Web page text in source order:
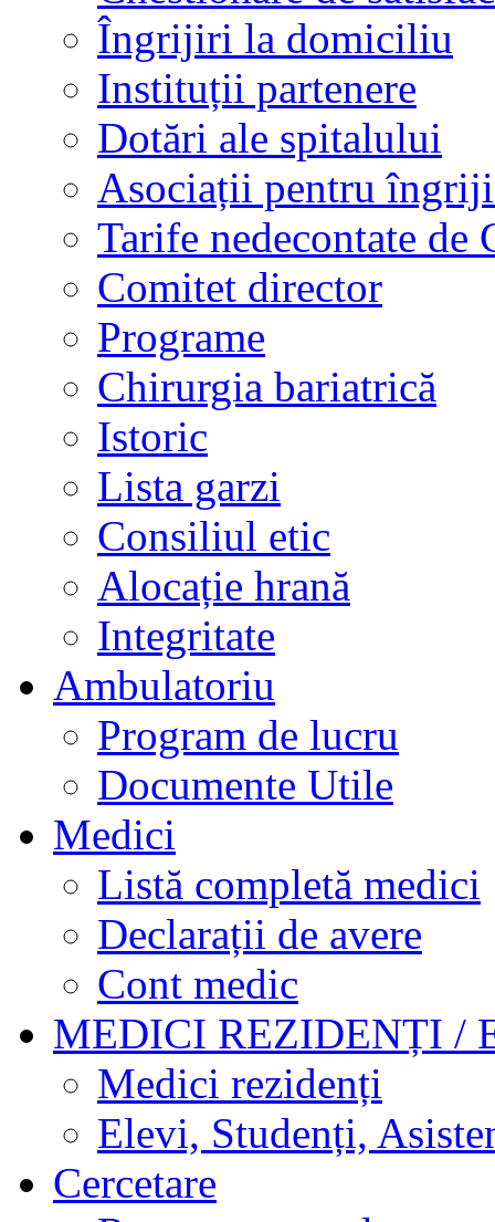
Îngrijiri la domiciliu
Instituții partenere
Dotări ale spitalului
Asociații pentru
Tarife nedecontate de
Comitet director
Programe
Chirurgia bariatrică
Istoric
Lista garzi
Consiliul etic
Alocație hrană
Integritate
Ambulatoriu
Program de lucru
Documente Utile
Medici
Listă completă medici
Declarații de avere
Cont medic
MEDICI REZIDENȚI /
Medici rezidenți
Elevi, Studenți,
Cercetare